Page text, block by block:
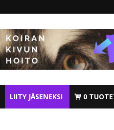
LIITY JÄSENEKSI 0